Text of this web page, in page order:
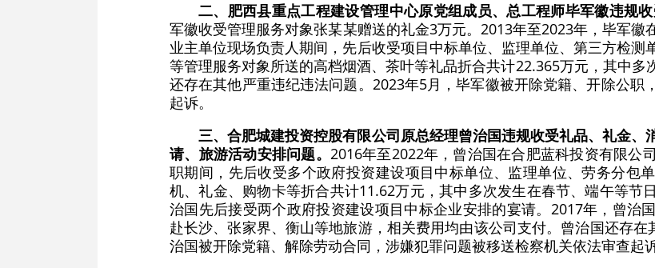
二、肥西县重点工程建设管理中心原党组成员、总工程师毕军徽违规
军徽收受管理服务对象张某某赠送的礼金3万元。2013年至2023年，毕军徽
业主单位现场负责人期间，先后收受项目中标单位、监理单位、第三方检
等管理服务对象所送的高档烟酒、茶叶等礼品折合共计22.365万元，其中多
还存在其他严重违纪违法问题。2023年5月，毕军徽被开除党籍、开除公职
起诉。
三、合肥城建投资控股有限公司原总经理曾治国违规收受礼品、礼金
请、旅游活动安排问题。 2016年至2022年，曾治国在合肥蓝科投资有限公
职期间，先后收受多个政府投资建设项目中标单位、监理单位、劳务分包
机、礼金、购物卡等折合共计11.62万元，其中多次发生在春节、端午等节
治国先后接受两个政府投资建设项目中标企业安排的宴请。2017年，曾治
赴长沙、张家界、衡山等地旅游，相关费用均由该公司支付。曾治国还存
治国被开除党籍、解除劳动合同，涉嫌犯罪问题被移送检察机关依法审查起诉